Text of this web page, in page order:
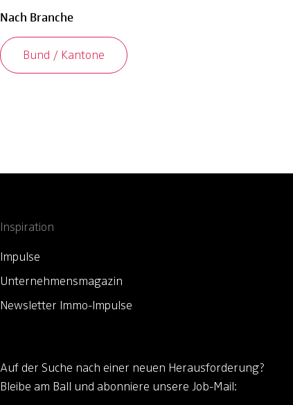
Nach Branche
Bund / Kantone
Inspiration
Impulse
Unternehmensmagazin
Newsletter Immo-Impulse
Auf der Suche nach einer neuen Herausforderung?
Bleibe am Ball und abonniere unsere Job-Mail: